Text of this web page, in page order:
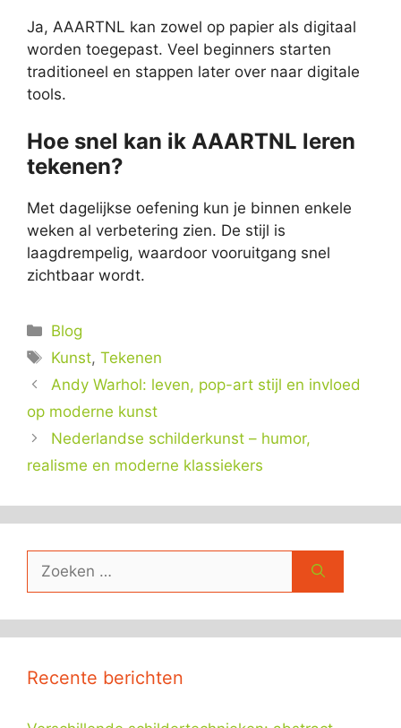
Ja, AAARTNL kan zowel op papier als digitaal
worden toegepast. Veel beginners starten
traditioneel en stappen later over naar digitale
tools.
Hoe snel kan ik AAARTNL leren
tekenen?
Met dagelijkse oefening kun je binnen enkele
weken al verbetering zien. De stijl is
laagdrempelig, waardoor vooruitgang snel
zichtbaar wordt.
Categorieën
Blog
Tags
Kunst,Tekenen
Andy Warhol: leven, pop-art stijl en invloed
op moderne kunst
Nederlandse schilderkunst – humor,
realisme en moderne klassiekers
naar:
Recente berichten